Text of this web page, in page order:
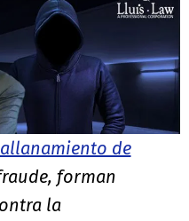
allanamiento de
forman
la